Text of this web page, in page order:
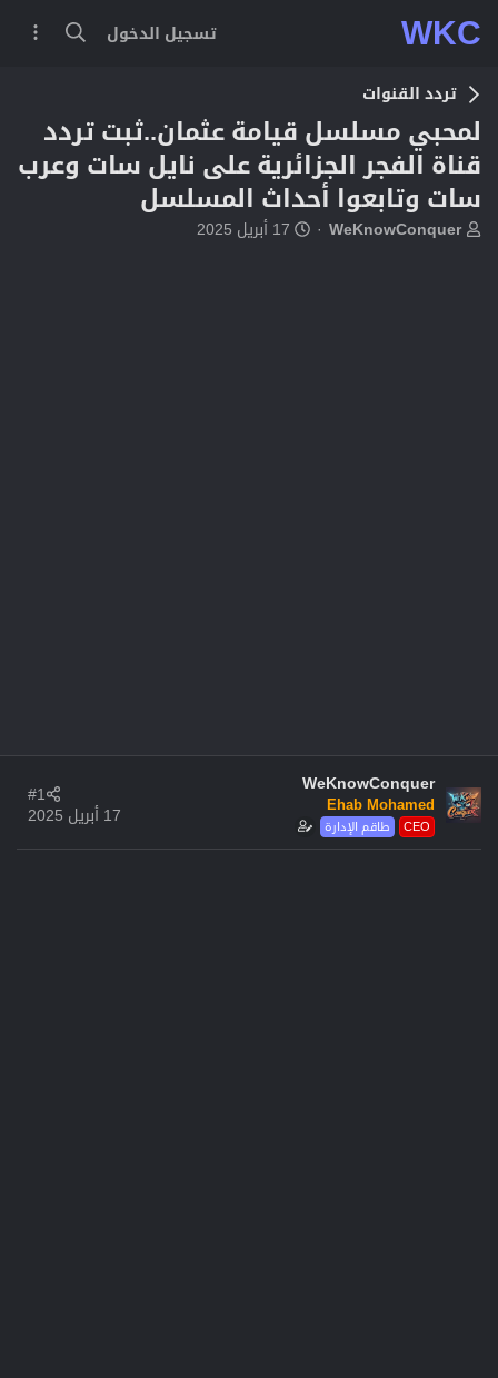
WKC تسجيل الدخول
تردد القنوات
لمحبي مسلسل قيامة عثمان..ثبت تردد
قناة الفجر الجزائرية على نايل سات وعرب
سات وتابعوا أحداث المسلسل
بWeKnowConquer
ت17 أبريل 2025
WeKnowConquer
Ehab Mohamed
طاقم الإدارة CEO
17 أبريل 2025
#1